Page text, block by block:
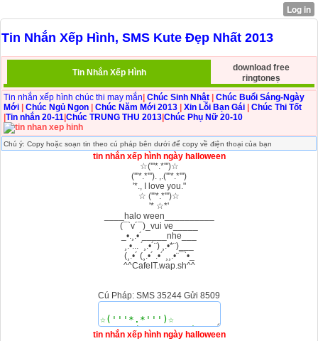
Tin Nhắn Xếp Hình, SMS Kute Đẹp Nhất 2013
Tin Nhắn Xếp Hình
download free
ringtoneṣ
Tin nhắn xếp hình chúc thi may mắn| Chúc Sinh Nhật | Chúc Buổi Sáng-Ngày
Mới | Chúc Ngủ Ngon | Chúc Năm Mới 2013 | Xin Lỗi Bạn Gái | Chúc Thi Tốt
|Tin nhắn 20-11|Chúc TRUNG THU 2013|Chúc Phụ Nữ 20-10
Chú ý: Copy hoặc soạn tin theo cú pháp bên dưới để copy về điện thoại của bạn
tin nhắn xếp hình ngày halloween
☆('''*.*''')☆
('''*.*'''). ,.('''*.*''')
'*., I love you."
☆ ('''*.*''')☆
'* ☆*'
____halo ween__________
(¯`v´¯)_vui ve_____
_•.¸.•´_____nhe___
¸.•... ´¸.•´¨) ¸.•*¨)___
(¸.•´ (¸.•´ .•´ ¸¸.•¨¯`•_
^^CafeIT.wap.sh^^
Cú Pháp: SMS 35244 Gửi 8509
tin nhắn xếp hình ngày halloween